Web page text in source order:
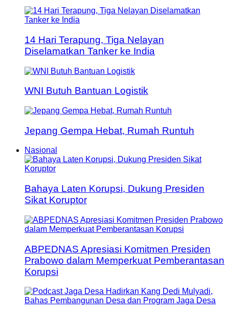
14 Hari Terapung, Tiga Nelayan
Diselamatkan Tanker ke India
WNI Butuh Bantuan Logistik
Jepang Gempa Hebat, Rumah Runtuh
Nasional
Bahaya Laten Korupsi, Dukung Presiden
Sikat Koruptor
ABPEDNAS Apresiasi Komitmen Presiden
Prabowo dalam Memperkuat Pemberantasan
Korupsi